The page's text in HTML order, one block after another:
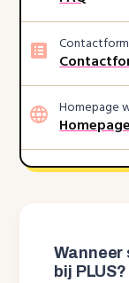
Homepage
Wanneer
bij PLUS?